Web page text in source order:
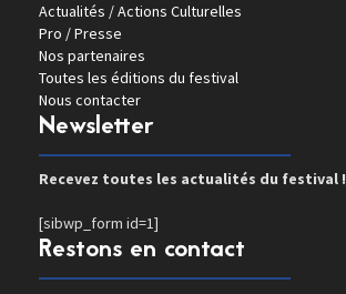
Actualités / Actions Culturelles
Pro / Presse
Nos partenaires
Toutes les éditions du festival
Nous contacter
Newsletter
Recevez toutes les actualités du festival !
[sibwp_form id=1]
Restons en contact